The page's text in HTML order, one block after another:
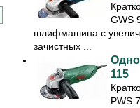
GWS
шлифмашина с
зачистных ...
115
PWS